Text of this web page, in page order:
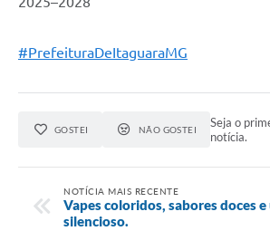
#PrefeituraDeItaguaraMG
GOSTEI NÃO GOSTEI
Seja o
notícia.
NOTÍCIA MAIS RECENTE
Vapes coloridos, sabores doces
silencioso.